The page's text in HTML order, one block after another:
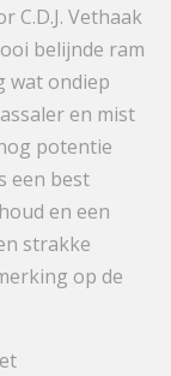
C.D.J. Vethaak
belijnde ram
wat ondiep
en mist
potentie
een best
en een
strakke
op de